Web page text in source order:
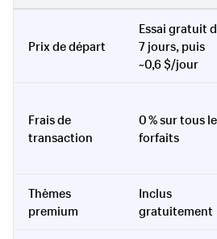
Prix de départ
Essai gratuit
7 jours, puis
~0,6 $/jour
Frais de
transaction
0 % sur tous
forfaits
Thèmes
premium
Inclus
gratuitement